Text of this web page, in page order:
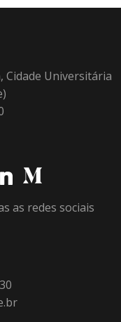
Cidade Universitária
as redes sociais